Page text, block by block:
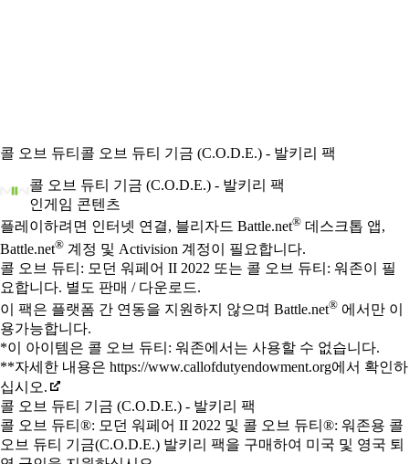
콜 오브 듀티 콜 오브 듀티 기금 (C.O.D.E.) - 발키리 팩
콜 오브 듀티 기금 (C.O.D.E.) - 발키리 팩
인게임 콘텐츠
가격
Available actions
플레이하려면 인터넷 연결, 블리자드 Battle.net® 데스크톱 앱,
Battle.net® 계정 및 Activision 계정이 필요합니다.
콜 오브 듀티: 모던 워페어 II 2022 또는 콜 오브 듀티: 워존이 필
요합니다. 별도 판매 / 다운로드.
이 팩은 플랫폼 간 연동을 지원하지 않으며 Battle.net® 에서만 이
용가능합니다.
*이 아이템은 콜 오브 듀티: 워존에서는 사용할 수 없습니다.
**자세한 내용은 https://www.callofdutyendowment.org에서 확인하
십시오.
콜 오브 듀티 기금 (C.O.D.E.) - 발키리 팩
콜 오브 듀티®: 모던 워페어 II 2022 및 콜 오브 듀티®: 워존용 콜
오브 듀티 기금(C.O.D.E.) 발키리 팩을 구매하여 미국 및 영국 퇴